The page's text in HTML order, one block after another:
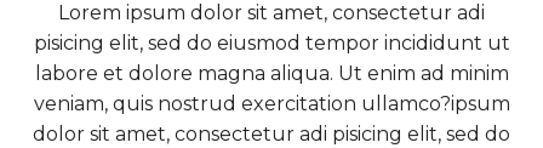
Lorem ipsum dolor sit amet, consectetur adi
pisicing elit, sed do eiusmod tempor incididunt ut
labore et dolore magna aliqua. Ut enim ad minim
veniam, quis nostrud exercitation ullamco?ipsum
dolor sit amet, consectetur adi pisicing elit, sed do